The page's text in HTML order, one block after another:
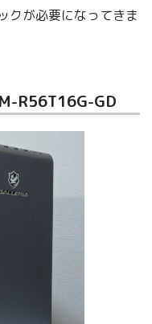
クが必要になってきま
R56T16G-GD